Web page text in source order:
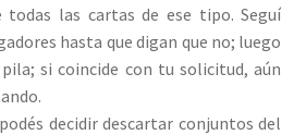
todas las cartas de ese tipo. Seguí
hasta que digan que no; luego
si coincide con tu solicitud, aún
decidir descartar conjuntos del